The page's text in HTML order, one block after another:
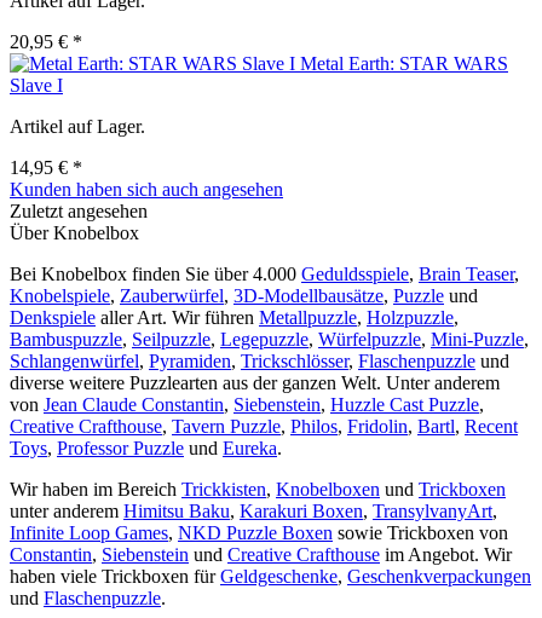
20,95 € *
Metal Earth: STAR WARS
Slave I
Artikel auf Lager.
14,95 € *
Kunden haben sich auch angesehen
Zuletzt angesehen
Über Knobelbox
Bei Knobelbox finden Sie über 4.000 Geduldsspiele, Brain Teaser,
Knobelspiele, Zauberwürfel, 3D-Modellbausätze, Puzzle und
Denkspiele aller Art. Wir führen Metallpuzzle, Holzpuzzle,
Bambuspuzzle, Seilpuzzle, Legepuzzle, Würfelpuzzle, Mini-Puzzle,
Schlangenwürfel, Pyramiden, Trickschlösser, Flaschenpuzzle und
diverse weitere Puzzlearten aus der ganzen Welt. Unter anderem
von Jean Claude Constantin, Siebenstein, Huzzle Cast Puzzle,
Creative Crafthouse, Tavern Puzzle, Philos, Fridolin, Bartl, Recent
Toys, Professor Puzzle und Eureka.
Wir haben im Bereich Trickkisten, Knobelboxen und Trickboxen
unter anderem Himitsu Baku, Karakuri Boxen, TransylvanyArt,
Infinite Loop Games, NKD Puzzle Boxen sowie Trickboxen von
Constantin, Siebenstein und Creative Crafthouse im Angebot. Wir
haben viele Trickboxen fürGeldgeschenke, Geschenkverpackungen
und Flaschenpuzzle.